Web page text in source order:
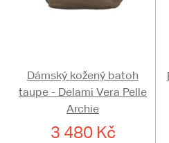
Dámský kožený batoh
taupe - Delami Vera Pelle
Archie
3 480 Kč